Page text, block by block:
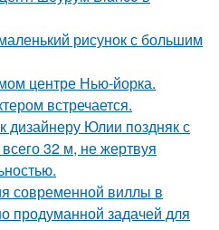
рисунок с большим
центре Нью-йорка.
встречается.
дизайнеру Юлии поздняк с
32 м, не жертвуя
современной виллы в
продуманной задачей для